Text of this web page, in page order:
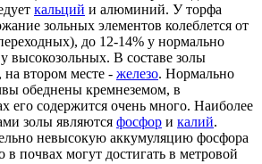
кальций и алюминий. У торфа
зольных элементов колеблется от
до 12-14% у нормально
высокозольных. В составе золы
, на втором месте - железо. Нормально
обеднены кремнеземом, в
его содержится очень много. Наиболее
золы являются фосфор и калий.
невысокую аккумуляцию фосфора
в почвах могут достигать в метровой